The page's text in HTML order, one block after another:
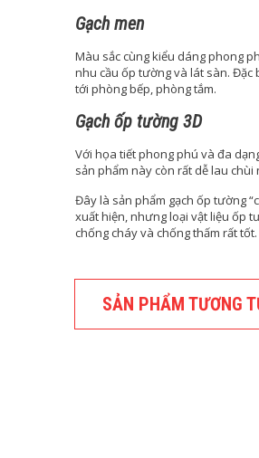
Gạch men
Màu sắc cùng kiểu dáng phong
nhu cầu ốp tường và lát sàn. Đặc
tới phòng bếp, phòng tắm.
Gạch ốp tường 3D
Với họa tiết phong phú và đa
sản phẩm này còn rất dễ lau
Đây là sản phẩm gạch ốp tường
xuất hiện, nhưng loại vật liệu ốp
chống cháy và chống thấm rất tốt.
SẢN PHẨM TƯƠNG